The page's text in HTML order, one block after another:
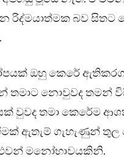
රිද්මයාත්මක බව
ඔහු කෙරේ
තමාට නොවුවද තමන්
වුවද තමා කෙරේම
ඇතැම් ගැහැණුන් තුල
මනෝභාවයකිනි.